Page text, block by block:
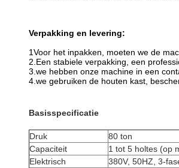
Verpakking en levering:
1Voor het inpakken, moeten we de
2.Een stabiele verpakking, een
3.we hebben onze machine in een
4.we gebruiken de houten kast,
Basisspecificatie
Druk
80 ton
Capaciteit
1 tot 5 holtes (op
Elektrisch
380V, 50HZ, 3-